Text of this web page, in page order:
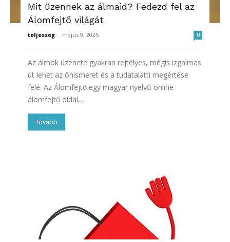
Mit üzennek az álmaid? Fedezd fel az
Álomfejtő világát
teljesseg - május 9, 2025 0
Az álmok üzenete gyakran rejtélyes, mégis izgalmas
út lehet az önismeret és a tudatalatti megértése
felé. Az Álomfejtő egy magyar nyelvű online
álomfejtő oldal,...
Tovább